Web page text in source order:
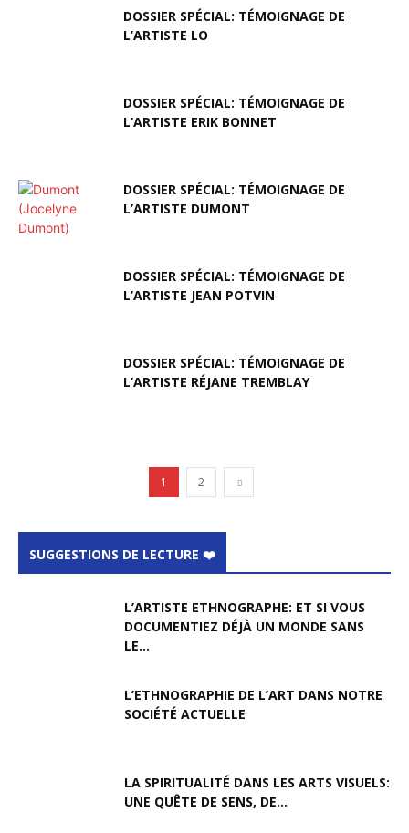
DOSSIER SPÉCIAL: TÉMOIGNAGE DE
L’ARTISTE LO
DOSSIER SPÉCIAL: TÉMOIGNAGE DE
L’ARTISTE ERIK BONNET
DOSSIER SPÉCIAL: TÉMOIGNAGE DE
L’ARTISTE DUMONT
DOSSIER SPÉCIAL: TÉMOIGNAGE DE
L’ARTISTE JEAN POTVIN
DOSSIER SPÉCIAL: TÉMOIGNAGE DE
L’ARTISTE RÉJANE TREMBLAY
1 2
SUGGESTIONS DE LECTURE ❤️
L’ARTISTE ETHNOGRAPHE: ET SI VOUS
DOCUMENTIEZ DÉJÀ UN MONDE SANS
LE...
L’ETHNOGRAPHIE DE L’ART DANS NOTRE
SOCIÉTÉ ACTUELLE
LA SPIRITUALITÉ DANS LES ARTS VISUELS:
UNE QUÊTE DE SENS, DE...